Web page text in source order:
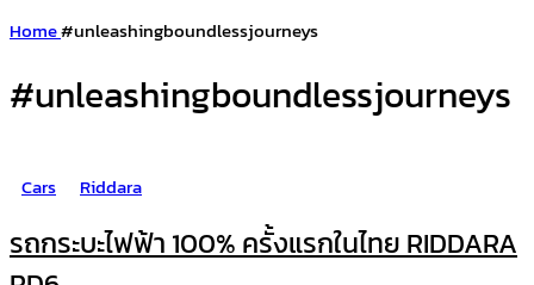
Home#unleashingboundlessjourneys
#unleashingboundlessjourneys
Cars Riddara
รถกระบะไฟฟ้า 100% ครั้งแรกในไทย RIDDARA